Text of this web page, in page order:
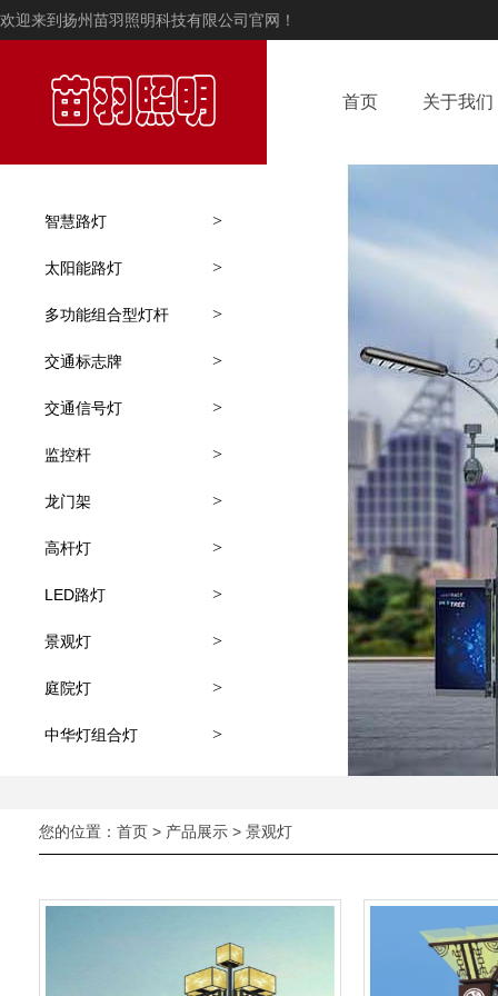
欢迎来到扬州苗羽照明科技有限公司官网！
智慧路灯 >
太阳能路灯 >
多功能组合型灯杆 >
交通标志牌 >
交通信号灯 >
监控杆 >
龙门架 >
高杆灯 >
LED路灯 >
景观灯 >
庭院灯 >
中华灯组合灯 >
首页 关于我们
您的位置： 首页 > 产品展示 > 景观灯